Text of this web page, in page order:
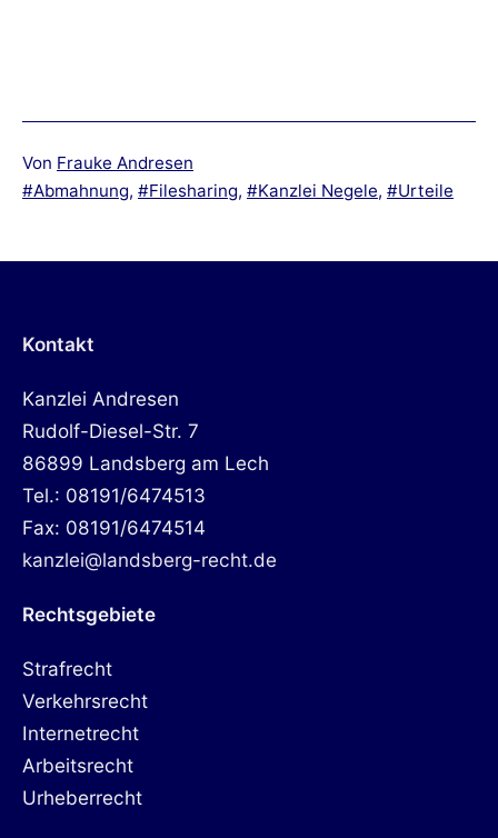
Von Frauke Andresen
Verschlagwortet
Abmahnung, Filesharing, Kanzlei Negele, Urteile
Kontakt
Kanzlei Andresen
Rudolf-Diesel-Str. 7
86899 Landsberg am Lech
Tel.: 08191/6474513
Fax: 08191/6474514
kanzlei@landsberg-recht.de
Rechtsgebiete
Strafrecht
Verkehrsrecht
Internetrecht
Arbeitsrecht
Urheberrecht